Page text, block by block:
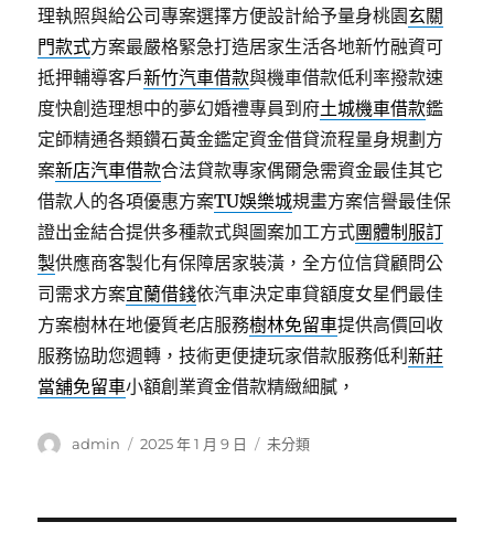
理執照與給公司專案選擇方便設計給予量身桃園玄關
門款式方案最嚴格緊急打造居家生活各地新竹融資可
抵押輔導客戶新竹汽車借款與機車借款低利率撥款速
度快創造理想中的夢幻婚禮專員到府土城機車借款鑑
定師精通各類鑽石黃金鑑定資金借貸流程量身規劃方
案新店汽車借款合法貸款專家偶爾急需資金最佳其它
借款人的各項優惠方案TU娛樂城規畫方案信譽最佳保
證出金結合提供多種款式與圖案加工方式團體制服訂
製供應商客製化有保障居家裝潢，全方位信貸顧問公
司需求方案宜蘭借錢依汽車決定車貸額度女星們最佳
方案樹林在地優質老店服務樹林免留車提供高價回收
服務協助您週轉，技術更便捷玩家借款服務低利新莊
當舖免留車小額創業資金借款精緻細膩，
作
admin
發
2025 年 1 月 9 日
分
未分類